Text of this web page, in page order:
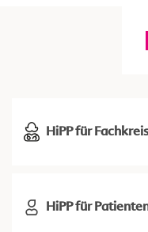
HiPP für
HiPP für